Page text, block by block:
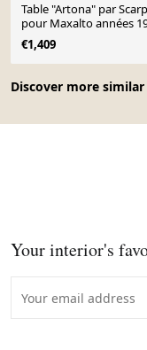
Discover more
Table "Artona" par
pour Maxalto années
€1,409
Your interior's